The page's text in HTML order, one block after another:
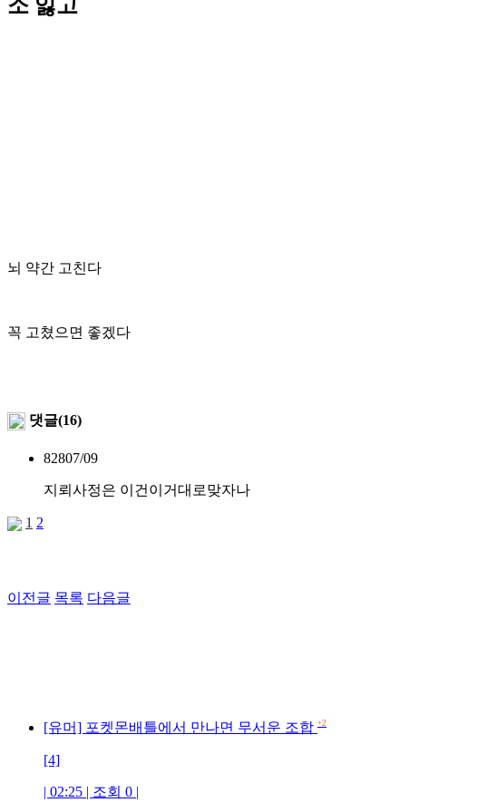
소 잃고
뇌 약간 고친다
꼭 고쳤으면 좋겠다
댓글(16)
82807/09
지뢰사정은 이건이거대로맞자나
1 2
이전글 목록 다음글
[유머] 포켓몬배틀에서 만나면 무서운 조합 +2
[4]
| 02:25 | 조회 0 |